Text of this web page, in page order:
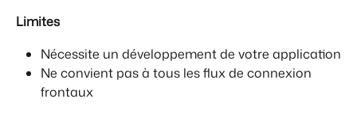
Limites
Nécessite un développement de votre application
Ne convient pas à tous les flux de connexion
frontaux